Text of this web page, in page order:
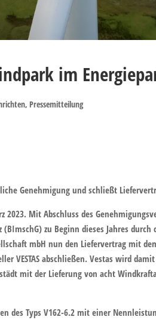
im
, Pressemitteilung
Genehmigung und schließt
2023.Mit Abschluss des
zu Beginn dieses Jahres
mbH nun den Liefervertrag mit
VESTAS abschließen. Vestas wird
mit der Lieferung von acht
des Typs V162-6.2 mit einer